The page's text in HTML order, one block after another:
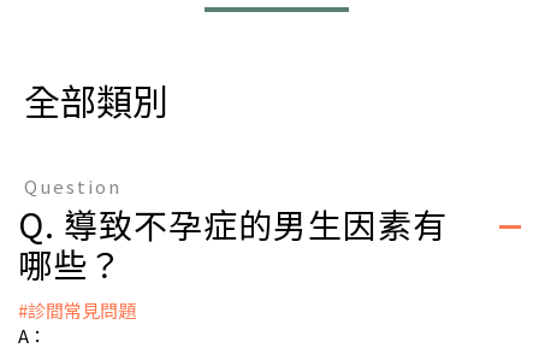
全部類別
Question
Q. 導致不孕症的男生因素有
哪些？
#診間常見問題
A：